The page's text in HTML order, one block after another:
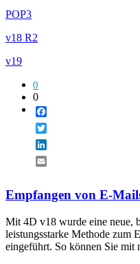
POP3
v18 R2
v19
0
0
Empfangen von E-
Mit 4D v18 wurde eine neue,
leistungsstarke Methode zum
eingeführt. So können Sie mit